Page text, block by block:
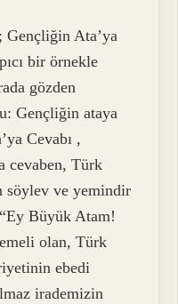
Gençliğin Ata’ya
bir örnekle
gözden
Gençliğin ataya
Cevabı ,
cevaben, Türk
söylev ve yemindir
Büyük Atam!
olan, Türk
ebedi
irademizin